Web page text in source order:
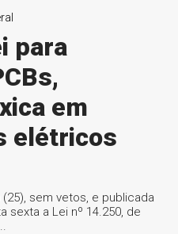
para
em
elétricos
sem vetos, e publicada
sexta a Lei nº 14.250, de